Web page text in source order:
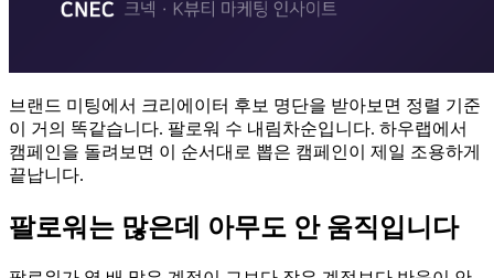
브랜드 미팅에서 크리에이터 후보 명단을 받아보면 정렬 기준
이 거의 똑같습니다. 팔로워 수 내림차순입니다. 하우랩에서
캠페인을 돌려보면 이 순서대로 뽑은 캠페인이 제일 조용하게
끝납니다.
팔로워는 많은데 아무도 안 움직입니다